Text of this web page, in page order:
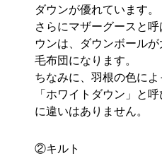
ダウンが優れています。
さらにマザーグースと
ウンは、ダウンボール
毛布団になります。
ちなみに、羽根の色によ
「ホワイトダウン」と
に違いはありません。
②キルト